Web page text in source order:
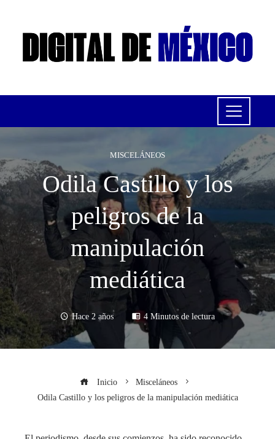
MISCELÁNEOS
Odila Castillo y los
peligros de la
manipulación
mediática
Hace 2 años 4 Minutos de lectura
Inicio
Misceláneos
Odila Castillo y los peligros de la manipulación mediática